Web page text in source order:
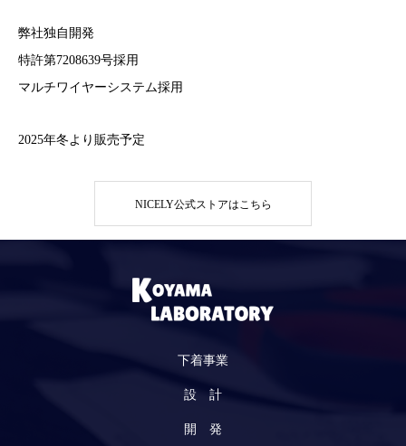
弊社独自開発
特許第7208639号採用
マルチワイヤーシステム採用
2025年冬より販売予定
NICELY公式ストアはこちら
下着事業
設 計
開 発